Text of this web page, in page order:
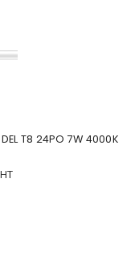
DEL T8 24PO 7W 4000K